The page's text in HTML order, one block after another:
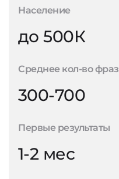
Население
до 500К
Среднее кол-во фраз
300-700
Первые результаты
1-2 мес